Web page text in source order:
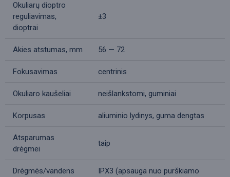
Okuliarų dioptro
reguliavimas,
dioptrai
±3
Akies atstumas, mm 56 — 72
Fokusavimas centrinis
Okuliaro kaušeliai neišlankstomi, guminiai
Korpusas aliuminio lydinys, guma dengtas
Atsparumas
drėgmei
taip
Drėgmės/vandens
IPX3 (apsauga nuo purškiamo